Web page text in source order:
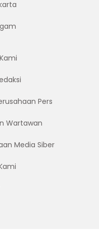
Pers
Wartawan
Media Siber